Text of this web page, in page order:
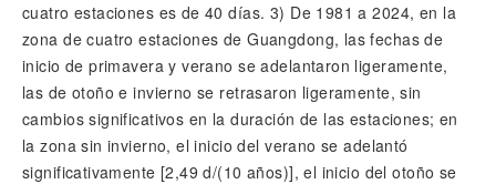
cuatro estaciones es de 40 días. 3) De 1981 a 2024, en la
zona de cuatro estaciones de Guangdong, las fechas de
inicio de primavera y verano se adelantaron ligeramente,
las de otoño e invierno se retrasaron ligeramente, sin
cambios significativos en la duración de las estaciones; en
la zona sin invierno, el inicio del verano se adelantó
significativamente [2,49 d/(10 años)], el inicio del otoño se